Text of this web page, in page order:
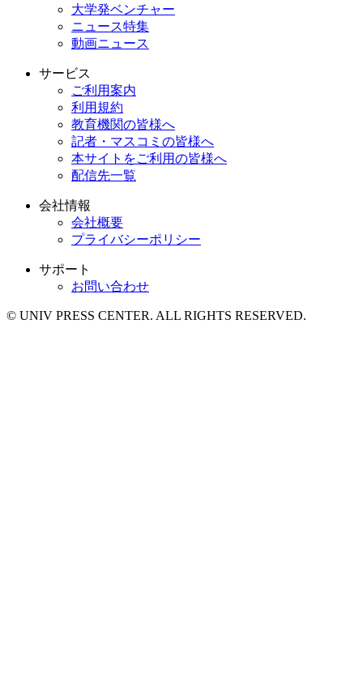
大学発ベンチャー
ニュース特集
動画ニュース
サービス
ご利用案内
利用規約
教育機関の皆様へ
記者・マスコミの皆様へ
本サイトをご利用の皆様へ
配信先一覧
会社情報
会社概要
プライバシーポリシー
サポート
お問い合わせ
© UNIV PRESS CENTER. ALL RIGHTS RESERVED.